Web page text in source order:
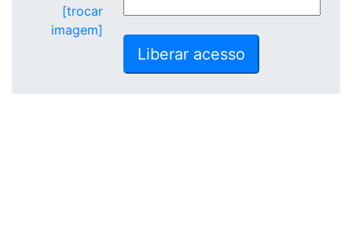
[trocar
imagem]